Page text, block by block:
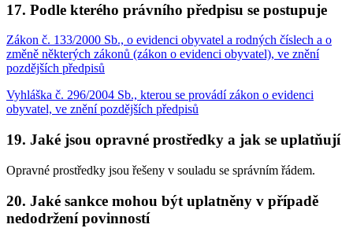
17. Podle kterého právního předpisu se postupuje
Zákon č. 133/2000 Sb., o evidenci obyvatel a rodných číslech a o
změně některých zákonů (zákon o evidenci obyvatel), ve znění
pozdějších předpisů
Vyhláška č. 296/2004 Sb., kterou se provádí zákon o evidenci
obyvatel, ve znění pozdějších předpisů
19. Jaké jsou opravné prostředky a jak se uplatňují
Opravné prostředky jsou řešeny v souladu se správním řádem.
20. Jaké sankce mohou být uplatněny v případě
nedodržení povinností